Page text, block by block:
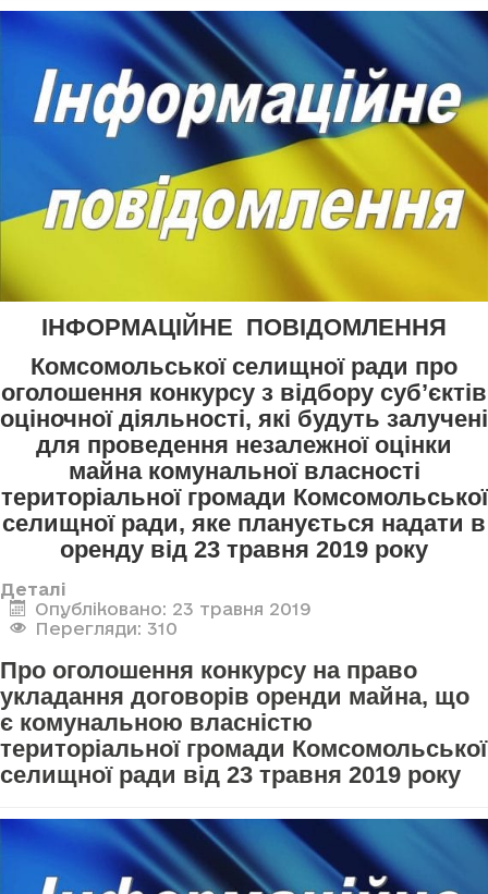
ІНФОРМАЦІЙНЕ ПОВІДОМЛЕННЯ
Комсомольської селищної ради про
оголошення конкурсу з відбору суб’єктів
оціночної діяльності, які будуть залучені
для проведення незалежної оцінки
майна комунальної власності
територіальної громади Комсомольської
селищної ради, яке планується надати в
оренду від 23 травня 2019 року
Деталі
Опубліковано: 23 травня 2019
Перегляди: 310
Про оголошення конкурсу на право
укладання договорів оренди майна, що
є комунальною власністю
територіальної громади Комсомольської
селищної ради від 23 травня 2019 року